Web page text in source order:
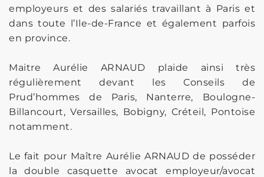
employeurs et des salariés travaillant à Paris et
dans toute l’Ile-de-France et également parfois
en province.
Maitre Aurélie ARNAUD plaide ainsi très
régulièrement devant les Conseils de
Prud’hommes de Paris, Nanterre, Boulogne-
Billancourt, Versailles, Bobigny, Créteil, Pontoise
notamment.
Le fait pour Maître Aurélie ARNAUD de posséder
la double casquette avocat employeur/avocat